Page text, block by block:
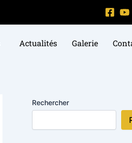
Actualités Galerie
Rechercher